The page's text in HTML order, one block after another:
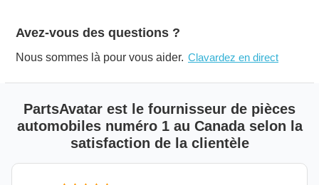
Avez-vous des questions ?
Nous sommes là pour vous aider. Clavardez en direct
PartsAvatar est le fournisseur de pièces
automobiles numéro 1 au Canada selon la
satisfaction de la clientèle